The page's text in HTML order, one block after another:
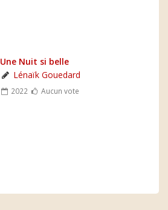
Une Nuit si belle
Lénaïk Gouedard
2022 Aucun vote